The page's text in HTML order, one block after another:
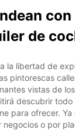
de
la libertad de
pintorescas
vistas de
descubrir todo
para ofrecer. Ya
o por